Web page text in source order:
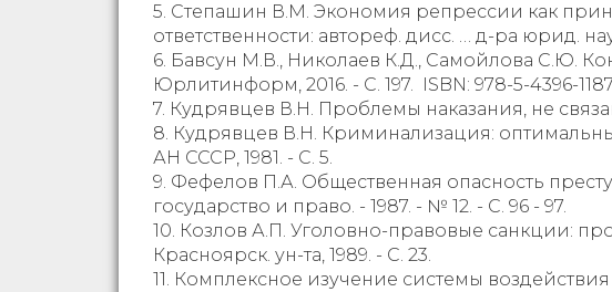
5. Степашин В.М. Экономия репрессии как
ответственности: автореф. дисс. … д-ра юрид.
6. Бавсун М.В., Николаев К.Д., Самойлова С.Ю.
Юрлитинформ, 2016. - С. 197. ISBN: 978-5-4396-
7. Кудрявцев В.Н. Проблемы наказания, не
8. Кудрявцев В.Н. Криминализация:
АН СССР, 1981. - C. 5.
9. Фефелов П.А. Общественная опасность
государство и право. - 1987. - № 12. - С. 96 - 97.
10. Козлов А.П. Уголовно-правовые санкции:
Красноярск. ун-та, 1989. - С. 23.
11. Комплексное изучение системы